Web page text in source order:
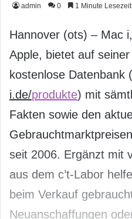
admin 0 1 Minute Lesezeit
Hannover (ots) – Mac
Apple, bietet auf
kostenlose Datenbank (
i.de/produkte) mit
Fakten sowie den
seit 2006. Ergänzt mit
aus dem c’t-Labor
beim Verkauf
Neuanschaffungen